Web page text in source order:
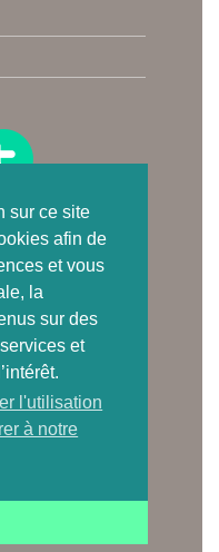
sur ce site
afin de
et vous
la
sur des
et
l'utilisation
à notre
!
tri ?
mobile